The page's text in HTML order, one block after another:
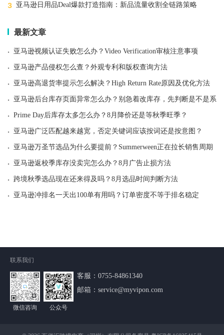
3 亚马逊日用品Deal爆款打造指南：新品流量收割全链路策略
最新文章
· 亚马逊视频认证失败怎么办？Video Verification审核注意事项
· 亚马逊产品侵权怎么查？外观专利和版权查询方法
· 亚马逊高退货率提示怎么解决？High Return Rate原因及优化方法
· 亚马逊后台库存页面异常怎么办？别急着改库存，先判断是不是系
· Prime Day后库存太多怎么办？8月降价还是等秋季旺季？
· 亚马逊广泛匹配越来越宽，否定关键词应该按词还是按意图？
· 亚马逊万圣节选品为什么要提前？Summerween正在拉长销售周期
· 亚马逊返校季库存没卖完怎么办？8月广告止损方法
· 跨境秋季选品现在还来得及吗？8月选品时间判断方法
· 亚马逊冲排名一天出100单有用吗？订单密度不等于排名稳定
联系我们
微信咨询 公众号
客服：0755-84861340
邮箱：service@myvipon.com